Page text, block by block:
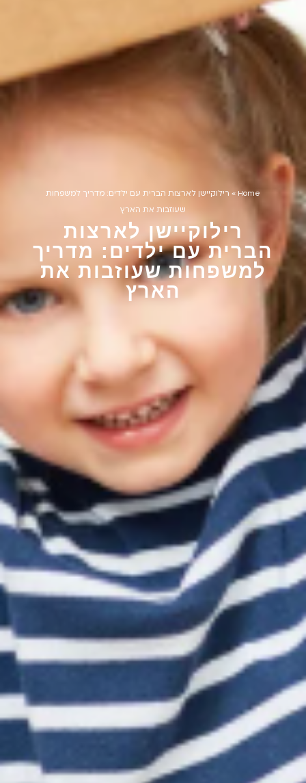
Home
» רילוקיישן לארצות הברית עם ילדים: מדריך למשפחות
שעוזבות את הארץ
רילוקיישן לארצות
הברית עם ילדים: מדריך
למשפחות שעוזבות את
הארץ